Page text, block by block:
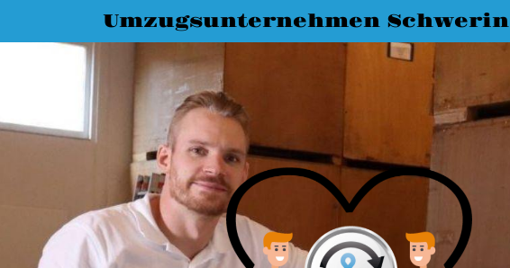
Umzugsunternehmen Schwerin